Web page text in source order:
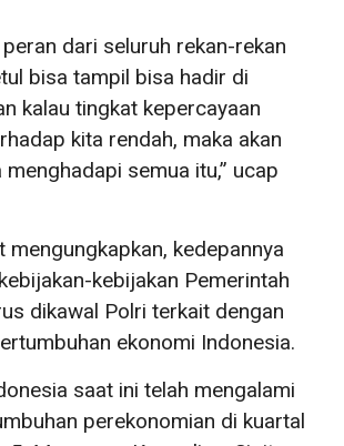
peran dari seluruh rekan-rekan
bisa tampil bisa hadir di
kalau tingkat kepercayaan
kita rendah, maka akan
semua itu,” ucap
mengungkapkan, kedepannya
kebijakan Pemerintah
dikawal Polri terkait dengan
ekonomi Indonesia.
saat ini telah mengalami
perekonomian di kuartal